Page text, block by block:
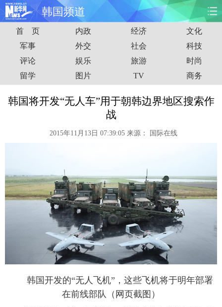
韩国频道
首页 时政 国际 财经
娱乐 体育 人事 教育
时尚 思客 地方 法治
能源 房产
旅游 健康 信息化 数据
公益 军事 无人机
摄影 新华广播
新华电视中文 新华电视英文 返回PC
首 页 内政 经济
文化
军事
外交 社会
科技
评论
娱乐 旅游
时尚
留学
图片 TV 商务
韩国将开发“无人车”用于朝韩边界地区搜索作
战
2015年11月13日 07:39:05 来源： 国际在线
韩国开发的“无人飞机”，这些飞机将于明年部署
在前线部队（网页截图）